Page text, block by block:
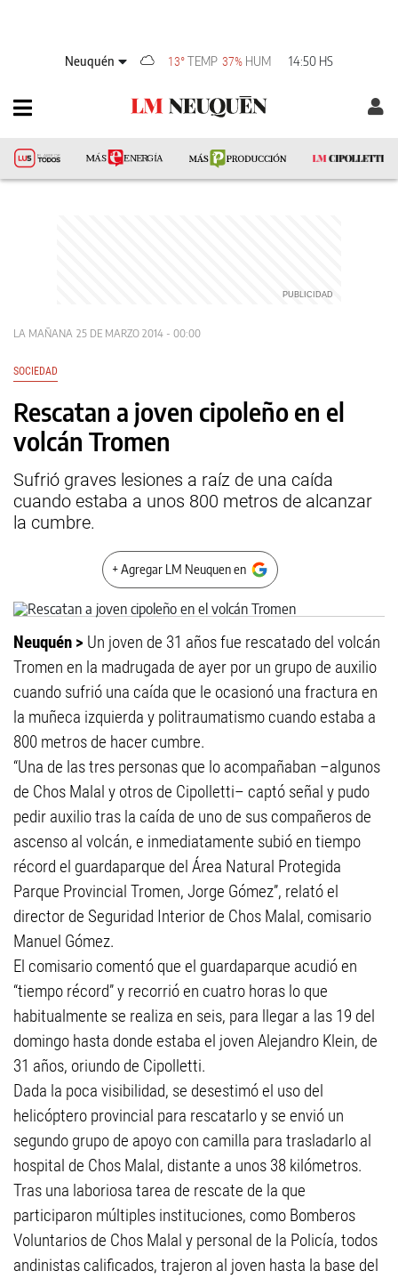
Neuquén 13°TEMP 37% HUM 14:50 HS
LA MAÑANA 25 DE MARZO 2014 - 00:00
SOCIEDAD
Rescatan a joven cipoleño en el
volcán Tromen
Sufrió graves lesiones a raíz de una caída
cuando estaba a unos 800 metros de alcanzar
la cumbre.
+ Agregar LM Neuquen en
Neuquén > Un joven de 31 años fue rescatado del volcán
Tromen en la madrugada de ayer por un grupo de auxilio
cuando sufrió una caída que le ocasionó una fractura en
la muñeca izquierda y politraumatismo cuando estaba a
800 metros de hacer cumbre.
“Una de las tres personas que lo acompañaban –algunos
de Chos Malal y otros de Cipolletti– captó señal y pudo
pedir auxilio tras la caída de uno de sus compañeros de
ascenso al volcán, e inmediatamente subió en tiempo
récord el guardaparque del Área Natural Protegida
Parque Provincial Tromen, Jorge Gómez”, relató el
director de Seguridad Interior de Chos Malal, comisario
Manuel Gómez.
El comisario comentó que el guardaparque acudió en
“tiempo récord” y recorrió en cuatro horas lo que
habitualmente se realiza en seis, para llegar a las 19 del
domingo hasta donde estaba el joven Alejandro Klein, de
31 años, oriundo de Cipolletti.
Dada la poca visibilidad, se desestimó el uso del
helicóptero provincial para rescatarlo y se envió un
segundo grupo de apoyo con camilla para trasladarlo al
hospital de Chos Malal, distante a unos 38 kilómetros.
Tras una laboriosa tarea de rescate de la que
participaron múltiples instituciones, como Bomberos
Voluntarios de Chos Malal y personal de la Policía, todos
andinistas calificados, trajeron al joven hasta la base del